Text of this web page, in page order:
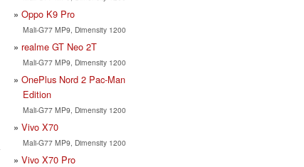
Oppo K9 Pro
Mali-G77 MP9, Dimensity 1200
realme GT Neo 2T
Mali-G77 MP9, Dimensity 1200
OnePlus Nord 2 Pac-Man
Edition
Mali-G77 MP9, Dimensity 1200
Vivo X70
Mali-G77 MP9, Dimensity 1200
Vivo X70 Pro